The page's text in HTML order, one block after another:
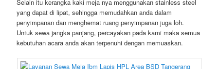
Selain itu kerangka kaki meja nya menggunakan stainless steel
yang dapat di lipat, sehingga memudahkan anda dalam
penyimpanan dan menghemat ruang penyimpanan juga loh.
Untuk sewa jangka panjang, percayakan pada kami maka semua
kebutuhan acara anda akan terpenuhi dengan memuaskan.